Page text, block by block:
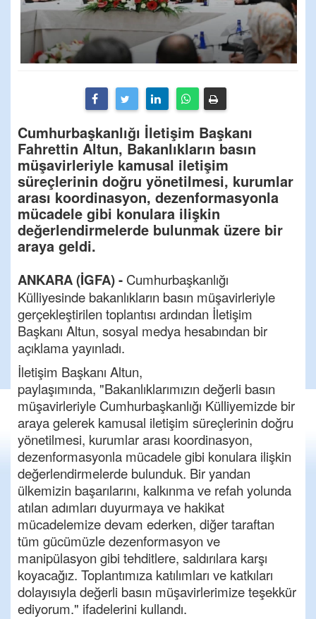
Cumhurbaşkanlığı İletişim Başkanı
Fahrettin Altun, Bakanlıkların basın
müşavirleriyle kamusal iletişim
süreçlerinin doğru yönetilmesi, kurumlar
arası koordinasyon, dezenformasyonla
mücadele gibi konulara ilişkin
değerlendirmelerde bulunmak üzere bir
araya geldi.
ANKARA (İGFA) - Cumhurbaşkanlığı
Külliyesinde bakanlıkların basın müşavirleriyle
gerçekleştirilen toplantısı ardından İletişim
Başkanı Altun, sosyal medya hesabından bir
açıklama yayınladı.
İletişim Başkanı Altun,
paylaşımında, "Bakanlıklarımızın değerli basın
müşavirleriyle Cumhurbaşkanlığı Külliyemizde bir
araya gelerek kamusal iletişim süreçlerinin doğru
yönetilmesi, kurumlar arası koordinasyon,
dezenformasyonla mücadele gibi konulara ilişkin
değerlendirmelerde bulunduk. Bir yandan
ülkemizin başarılarını, kalkınma ve refah yolunda
atılan adımları duyurmaya ve hakikat
mücadelemize devam ederken, diğer taraftan
tüm gücümüzle dezenformasyon ve
manipülasyon gibi tehditlere, saldırılara karşı
koyacağız. Toplantımıza katılımları ve katkıları
dolayısıyla değerli basın müşavirlerimize teşekkür
ediyorum." ifadelerini kullandı.